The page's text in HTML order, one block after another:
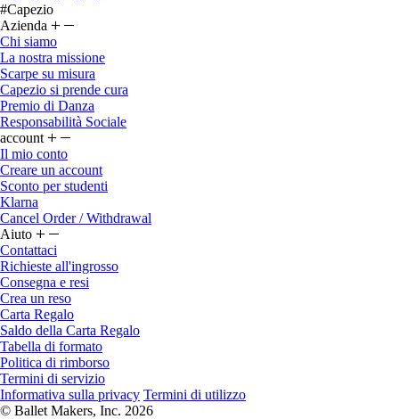
#Capezio
Azienda
Chi siamo
La nostra missione
Scarpe su misura
Capezio si prende cura
Premio di Danza
Responsabilità Sociale
account
Il mio conto
Creare un account
Sconto per studenti
Klarna
Cancel Order / Withdrawal
Aiuto
Contattaci
Richieste all'ingrosso
Consegna e resi
Crea un reso
Carta Regalo
Saldo della Carta Regalo
Tabella di formato
Politica di rimborso
Termini di servizio
Informativa sulla privacy Termini di utilizzo
© Ballet Makers, Inc. 2026